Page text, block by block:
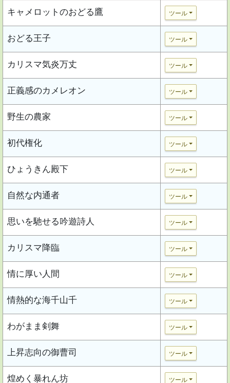
キャメロットのおどる鷹 ツール
おどる王子 ツール
カリスマ気炎万丈 ツール
正義感のカメレオン ツール
野生の農家 ツール
初代権化 ツール
ひょうきん殿下 ツール
自然な内通者 ツール
思いを馳せる吟遊詩人 ツール
カリスマ降臨 ツール
情に厚い人間 ツール
情熱的な海千山千 ツール
わがまま剣舞 ツール
上昇志向の御曹司 ツール
煌めく暴れん坊 ツール